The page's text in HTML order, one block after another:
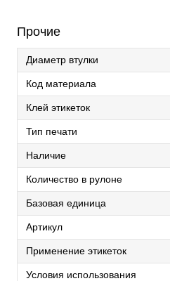
Прочие
Диаметр втулки
Код материала
Клей этикеток
Тип печати
Наличие
Количество в рулоне
Базовая единица
Артикул
Применение этикеток
Условия использования